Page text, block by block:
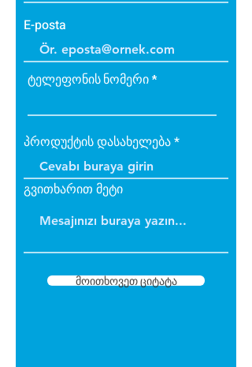
E-posta
ტელეფონის ნომერი
პროდუქტის დასახელება
გვითხარით მეტი
მოითხოვეთ ციტატა